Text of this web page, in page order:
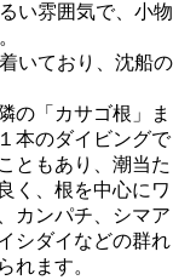
い雰囲気で、小物
いており、沈船の
の「カサゴ根」ま
本のダイビングで
ともあり、潮当た
く、根を中心にワ
カンパチ、シマア
シダイなどの群れ
れます。